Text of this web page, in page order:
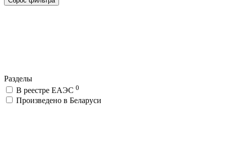
Разделы
В реестре ЕАЭС 0
Произведено в Беларуси